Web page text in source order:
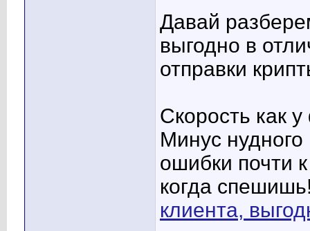
Давай
выгодно в
отправки
Скорость как
Минус
ошибки почти
когда
клиента,